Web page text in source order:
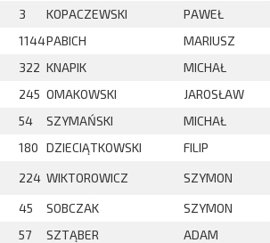
3 KOPACZEWSKI PAWEŁ
1144PABICH MARIUSZ
322 KNAPIK MICHAŁ
245 OMAKOWSKI JAROSŁAW
54 SZYMAŃSKI MICHAŁ
180 DZIECIĄTKOWSKI FILIP
224 WIKTOROWICZ SZYMON
45 SOBCZAK SZYMON
57 SZTĄBER ADAM